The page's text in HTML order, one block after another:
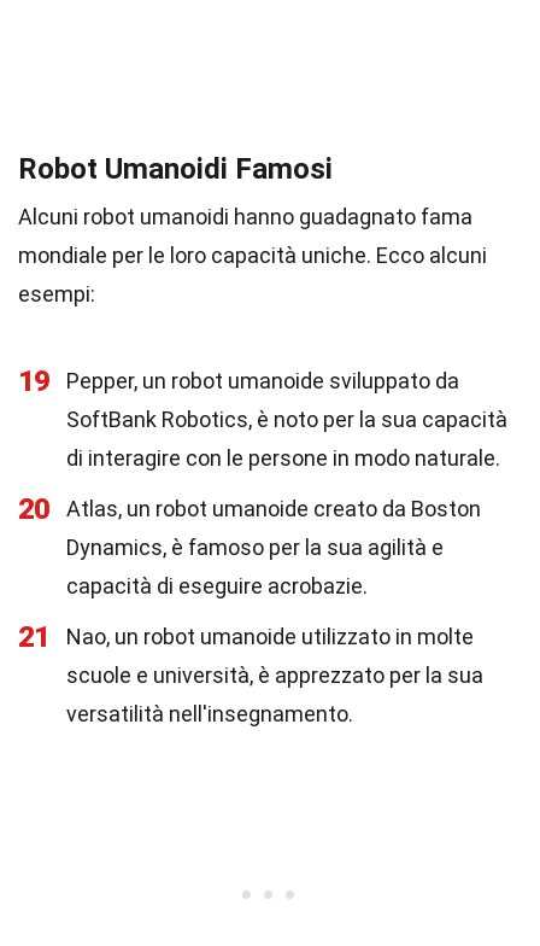
Robot Umanoidi Famosi
Alcuni robot umanoidi hanno guadagnato fama
mondiale per le loro capacità uniche. Ecco alcuni
esempi:
19
Pepper, un robot umanoide sviluppato da
SoftBank Robotics, è noto per la sua capacità
di interagire con le persone in modo naturale.
20
Atlas, un robot umanoide creato da Boston
Dynamics, è famoso per la sua agilità e
capacità di eseguire acrobazie.
21
Nao, un robot umanoide utilizzato in molte
scuole e università, è apprezzato per la sua
versatilità nell'insegnamento.